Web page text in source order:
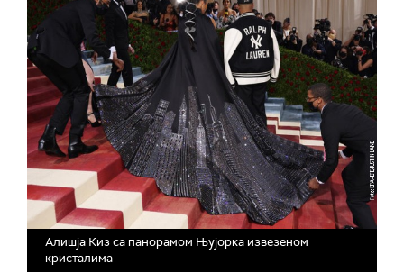
Алишја Киз са панорамом Њујорка извезеном
кристалима